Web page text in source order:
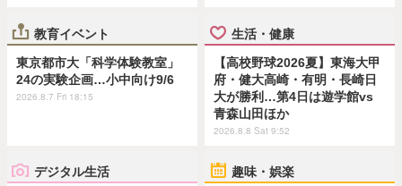
教育イベント
東京都市大「科学体験教室」
24の実験企画…小中向け9/6
2026.8.7 Fri 18:15
生活・健康
【高校野球2026夏】東海大甲
府・健大高崎・有明・長崎日
大が勝利…第4日は遊学館vs
青森山田ほか
2026.8.8 Sat 9:52
デジタル生活 趣味・娯楽